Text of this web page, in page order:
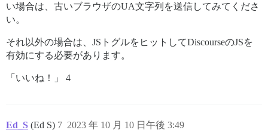
い場合は、古いブラウザのUA文字列を送信してみてくださ
い。
それ以外の場合は、JSトグルをヒットしてDiscourseのJSを
有効にする必要があります。
「いいね！」 4
Ed_S (Ed S) 2023 年 10 月 10 日午後 3:49
7